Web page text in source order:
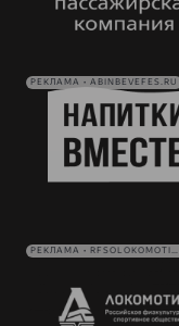
РЕКЛАМА • ABINBEVEFES.RU
РЕКЛАМА • RFSOLOKOMOTIV.RU